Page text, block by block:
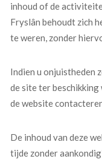
inhoud of de
Fryslân behoudt zich
te weren, zonder
Indien u onjuistheden
de site ter beschikking
de website
De inhoud van deze
tijde zonder